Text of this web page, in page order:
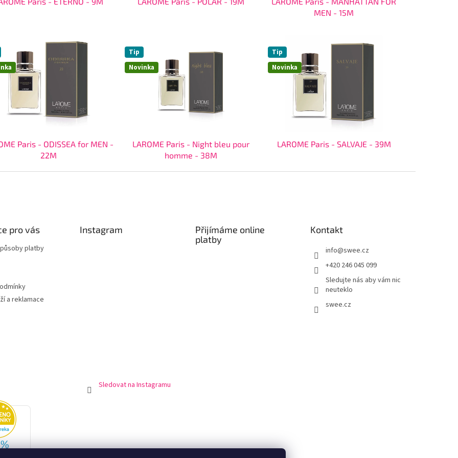
MEN - 15M
Paris - ODISSEA for MEN -
22M
Novinka
Tip
LAROME Paris - Night bleu pour
homme - 38M
Novinka
Tip
LAROME Paris - SALVAJE - 39M
pro vás
platby
a reklamace
Instagram
Sledovat na Instagramu
Přijímáme online
platby
Kontakt
info@swee.cz
+420 246 045 099
Sledujte nás aby vám nic
neuteklo
swee.cz